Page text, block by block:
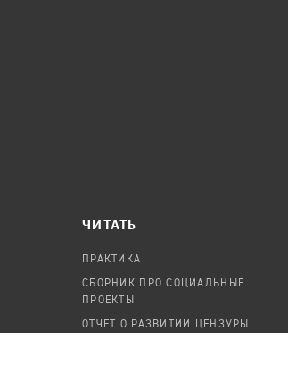
ЧИТАТЬ
ПРАКТИКА
СБОРНИК ПРО СОЦИАЛЬНЫЕ
ПРОЕКТЫ
ОТЧЕТ О РАЗВИТИИ ЦЕНЗУРЫ